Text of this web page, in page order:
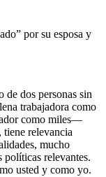
por su esposa y
de dos personas sin
trabajadora como
como miles—
tiene relevancia
mucho
políticas relevantes.
usted y como yo.